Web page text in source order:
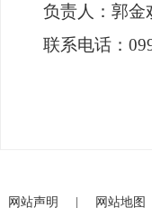
负责人：郭金
联系电话：
网站声明 网站地图